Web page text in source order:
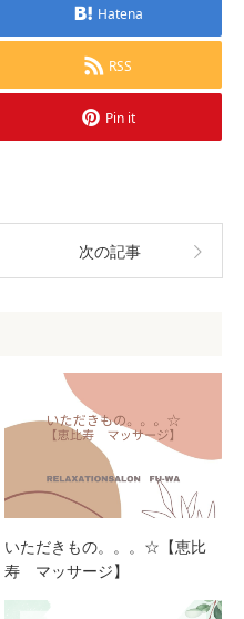
Hatena
RSS
Pin it
次の記事
いただきもの。。。☆【恵比
寿 マッサージ】